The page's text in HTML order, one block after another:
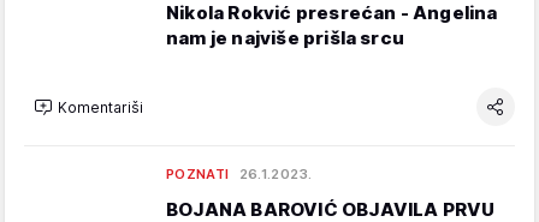
Nikola Rokvić presrećan - Angelina
nam je najviše prišla srcu
Komentariši
POZNATI 26.1.2023.
BOJANA BAROVIĆ OBJAVILA PRVU